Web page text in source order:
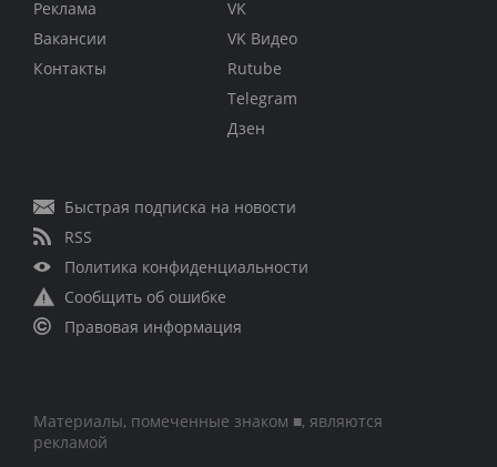
Реклама
Вакансии
Контакты
VK
VK Видео
Rutube
Telegram
Дзен
Быстрая подписка на новости
RSS
Политика конфиденциальности
Сообщить об ошибке
Правовая информация
Материалы, помеченные знаком ■, являются
рекламой